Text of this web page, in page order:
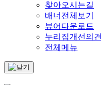
찾아오시는길
배너전체보기
뷰어다운로드
누리집개선의견
전체메뉴